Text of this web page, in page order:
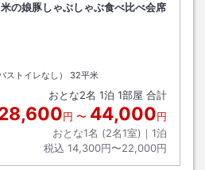
米の娘豚しゃぶしゃぶ食べ比べ会席
ストイレなし）
32平米
おとな2名 1泊 1部屋 合計
円 〜 44,000円
おとな1名 (2名1室)｜ 1泊
税込 14,300円〜22,000円